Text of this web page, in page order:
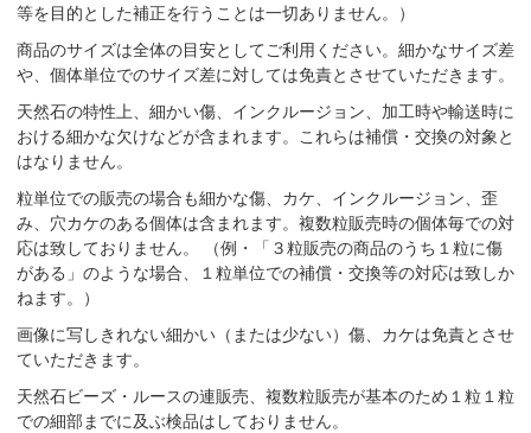
等を目的とした補正を行うことは一切ありません。）
商品のサイズは全体の目安としてご利用ください。細かなサイズ差
や、個体単位でのサイズ差に対しては免責とさせていただきます。
天然石の特性上、細かい傷、インクルージョン、加工時や輸送時に
おける細かな欠けなどが含まれます。これらは補償・交換の対象と
はなりません。
粒単位での販売の場合も細かな傷、カケ、インクルージョン、歪
み、穴カケのある個体は含まれます。複数粒販売時の個体毎での対
応は致しておりません。 （例・「３粒販売の商品のうち１粒に傷
がある」のような場合、１粒単位での補償・交換等の対応は致しか
ねます。）
画像に写しきれない細かい（または少ない）傷、カケは免責とさせ
ていただきます。
天然石ビーズ・ルースの連販売、複数粒販売が基本のため１粒１粒
での細部までに及ぶ検品はしておりません。